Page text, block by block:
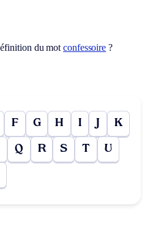
du motconfessoire ?
F G H I J K
Q R S T U